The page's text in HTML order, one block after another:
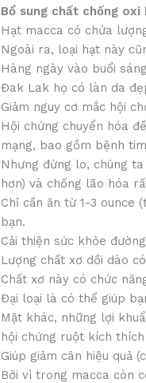
Bổ sung chất chống oxi
Hạt macca có chứa
Ngoài ra, loại hạt này
Hàng ngày vào buổi
Đak Lak họ có làn da
Giảm nguy cơ mắc hội
Hội chứng chuyển hóa
mạng, bao gồm bệnh
Nhưng đừng lo, chúng
hơn) và chống lão hóa
Chỉ cần ăn từ 1-3 ounce
bạn.
Cải thiện sức khỏe
Lượng chất xơ dồi dào
Chất xơ này có chức
Đại loại là có thể giúp
Mặt khác, những lợi
hội chứng ruột kích
Giúp giảm cân hiệu quả
Bởi vì trong macca còn